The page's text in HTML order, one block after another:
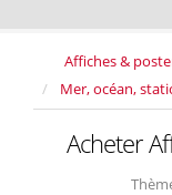
Affiches &
Mer, océan,
Acheter